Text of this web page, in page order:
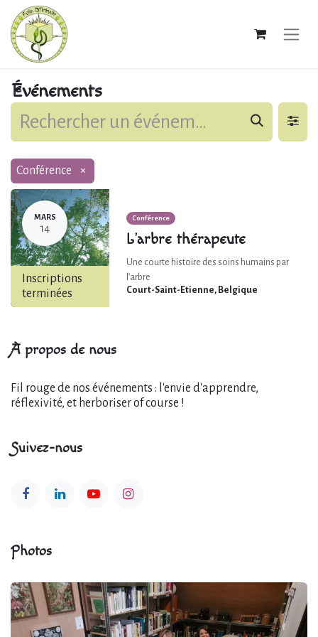
Événements
Conférence ×
MARS
14
Inscriptions
terminées
Conférence
L’arbre thérapeute
Une courte histoire des soins humains par
l’arbre
Court-Saint-Etienne, Belgique
À propos de nous
Fil rouge de nos événements : l'envie d'apprendre,
réflexivité, et herboriser of course !
Suivez-nous
Photos